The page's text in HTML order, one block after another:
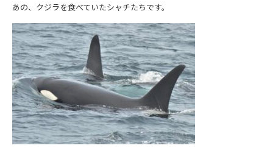
あの、クジラを食べていたシャチたちです。